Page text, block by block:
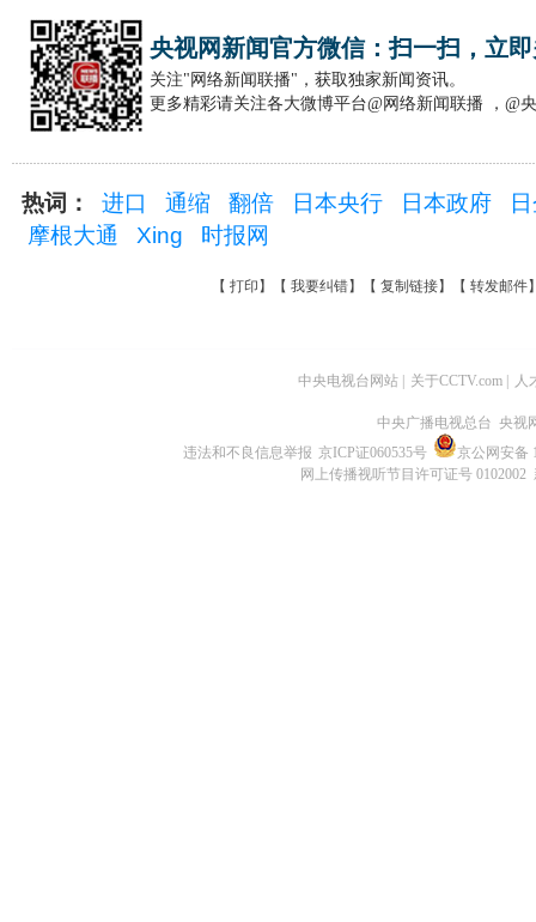
央视网新闻官方微信：扫一扫，立
关注"网络新闻联播"，获取独家新闻资讯。
更多精彩请关注各大微博平台@网络新闻联播 ，@
热词： 进口 通缩 翻倍 日本央行 日本政府
摩根大通
Xing 时报网
【 打印 】【 我要纠错】【 复制链接】【 转发邮件
中央电视台网站 关于CCTV.com 人
中央广播电视总台 央视
违法和不良信息举报 京ICP证060535号
京公网安备
网上传播视听节目许可证号 0102002